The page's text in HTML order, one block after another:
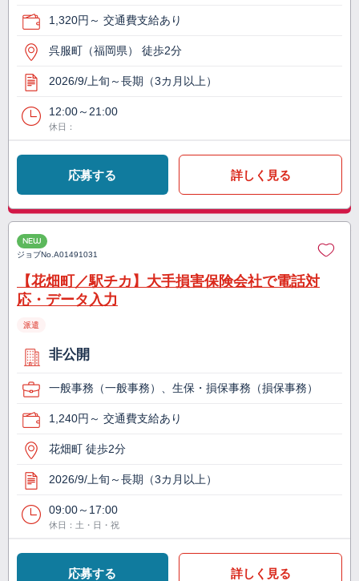
1,320円～ 交通費支給あり
呉服町（福岡県） 徒歩2分
2026/9/上旬～長期（3カ月以上）
12:00～21:00
休日：
応募する 詳しく見る
NEW
ジョブNo.A01491031
【花畑町／駅チカ】大手損害保険会社で電話対
応・データ入力
派遣
非公開
一般事務（一般事務）、生保・損保事務（損保事務）
1,240円～ 交通費支給あり
花畑町 徒歩2分
2026/9/上旬～長期（3カ月以上）
09:00～17:00
休日：土・日・祝
応募する 詳しく見る